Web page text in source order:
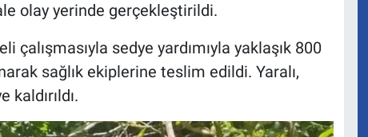
olay yerinde gerçekleştirildi.
çalışmasıyla sedye yardımıyla yaklaşık 800
sağlık ekiplerine teslim edildi. Yaralı,